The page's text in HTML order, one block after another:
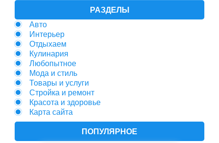
РАЗДЕЛЫ
Авто
Интерьер
Отдыхаем
Кулинария
Любопытное
Мода и стиль
Товары и услуги
Стройка и ремонт
Красота и здоровье
Карта сайта
ПОПУЛЯРНОЕ